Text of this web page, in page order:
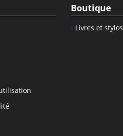
Boutique
Livres et stylos